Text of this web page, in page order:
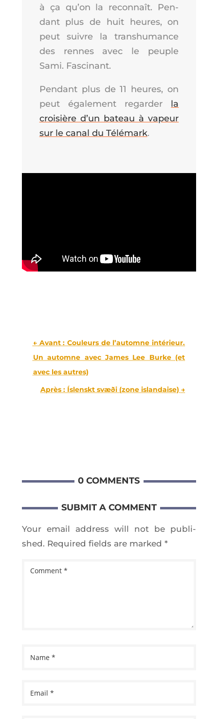
à ça qu’on la recon­naît. Pen­
dant plus de huit heures, on
peut suivre la trans­hu­mance
des rennes avec le peuple
Sami. Fascinant.
Pen­dant plus de 11 heures, on
peut éga­le­ment regar­der la
croi­sière d’un bateau à vapeur
sur le canal du Télé­mark.
← Avant : Cou­leurs de l’au­tomne inté­rieur.
Un automne avec James Lee Burke (et
avec les autres)
Après : Íslenskt svæði (zone islan­daise) →
0 COM­MENTS
SUB­MIT A COM­MENT
Your email address will not be publi­
shed. Requi­red fields are mar­ked *